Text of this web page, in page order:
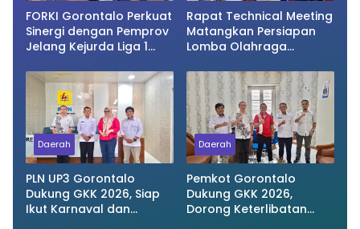
FORKI Gorontalo Perkuat
Sinergi dengan Pemprov
Jelang Kejurda Liga 1
Rapat Technical Meeting
Matangkan Persiapan
Lomba Olahraga
Provinsi Gorontalo
Daerah
PLN UP3 Gorontalo
Dukung GKK 2026, Siap
Ikut Karnaval dan
Daerah
Pemkot Gorontalo
Dukung GKK 2026,
Dorong Keterlibatan